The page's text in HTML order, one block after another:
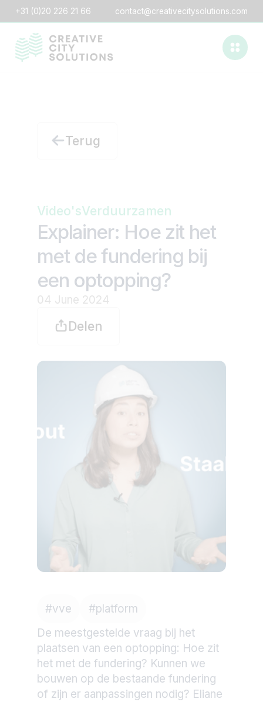
+31 (0)20 226 21 66 contact@creativecitysolutions.com
Terug
Video'sVerduurzamen
Explainer: Hoe zit het
met de fundering bij
een optopping?
04 June 2024
Delen
#vve #platform
De meestgestelde vraag bij het
plaatsen van een optopping: Hoe zit
het met de fundering? Kunnen we
bouwen op de bestaande fundering
of zijn er aanpassingen nodig? Eliane